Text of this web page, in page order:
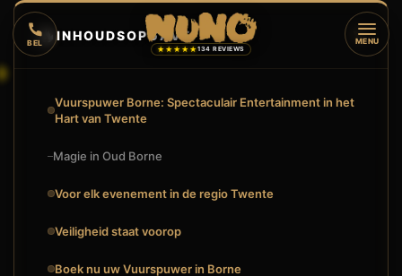
BEL
★★★★★134 REVIEWS
MENU
🔥INHOUDSOPGAVE ▼
Vuurspuwer Borne: Spectaculair Entertainment in het
Hart van Twente
Magie in Oud Borne
Voor elk evenement in de regio Twente
Veiligheid staat voorop
Boek nu uw Vuurspuwer in Borne